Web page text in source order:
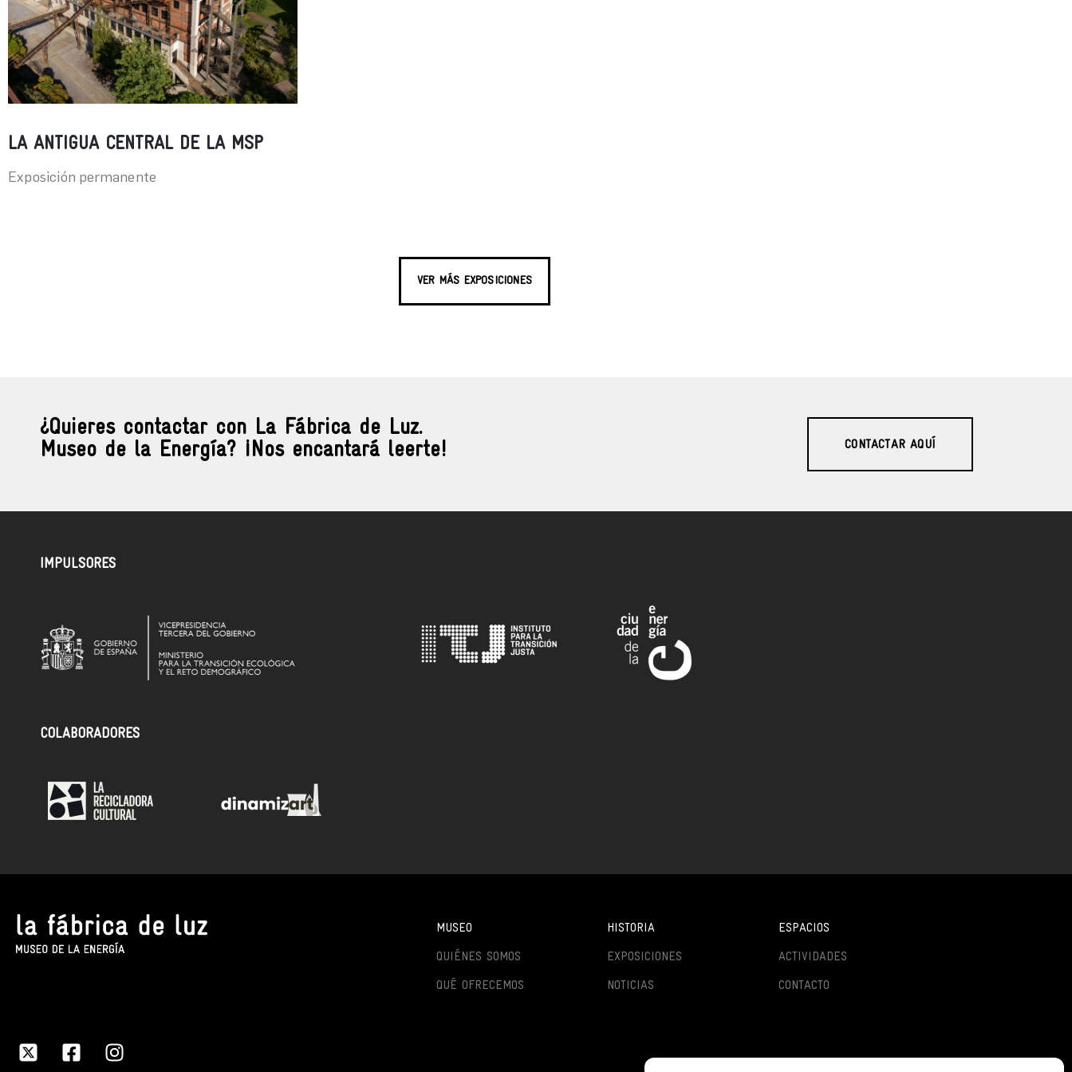
LA ANTIGUA CENTRAL DE LA MSP
Exposición permanente
VER MÁS EXPOSICIONES
¿Quieres contactar con La Fábrica de Luz.
Museo de la Energía? ¡Nos encantará leerte!
CONTACTAR AQUÍ
IMPULSORES
COLABORADORES
MUSEO HISTORIA ESPACIOS
QUIÉNES SOMOS EXPOSICIONES ACTIVIDADES
QUÉ OFRECEMOS NOTICIAS CONTACTO